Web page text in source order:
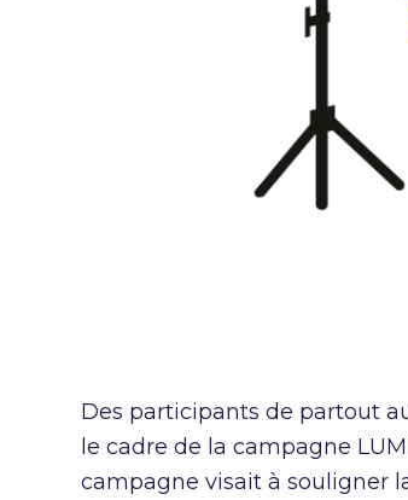
Des participants de partout
le cadre de la campagne
campagne visait à souligner